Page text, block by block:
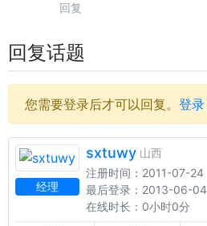
回复
回复话题
您需要登录后才可以回复。 登录
经理
sxtuwy 山西
注册时间：2011-07-24
最后登录：2013-06-04
在线时长：0小时0分